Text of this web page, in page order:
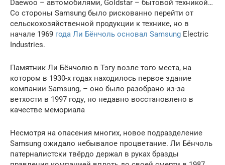
Daewoo – автомобилями, Goldstar – бытовой техникой…
Со стороны Samsung было рискованно перейти от
сельскохозяйственной продукции к технике, но в
начале 1969 года Ли Бёнчоль основал Samsung Electric
Industries.
Памятник Ли Бёнчолю в Тэгу возле того места, на
котором в 1930-х годах находилось первое здание
компании Samsung, – оно было разобрано из-за
ветхости в 1997 году, но недавно восстановлено в
качестве мемориала
Несмотря на опасения многих, новое подразделение
Samsung ожидало небывалое процветание. Ли Бёнчоль
патерналистски твёрдо держал в руках бразды